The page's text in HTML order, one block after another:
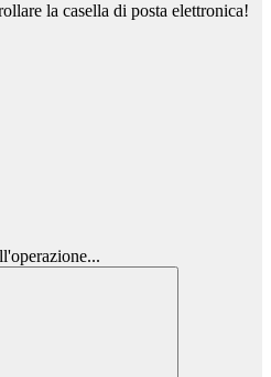
la casella di posta elettronica!